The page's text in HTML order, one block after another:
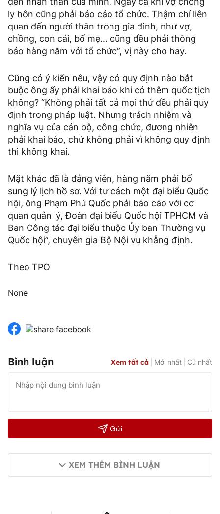
ly hôn cũng phải báo cáo tổ chức. Thậm chí liên
quan đến người thân trong gia đình, như vợ,
chồng, con cái, bố mẹ… cũng đều phải thông
báo hàng năm với tổ chức”, vị này cho hay.
Cũng có ý kiến nêu, vậy có quy định nào bắt
buộc ông ấy phải khai báo khi có thêm quốc tịch
không? “Không phải tất cả mọi thứ đều phải quy
định trong pháp luật. Nhưng trách nhiệm và
nghĩa vụ của cán bộ, công chức, đương nhiên
phải khai báo, chứ không phải vì không quy định
thì không khai.
Mặt khác đã là đảng viên, hàng năm phải bổ
sung lý lịch hồ sơ. Với tư cách một đại biểu Quốc
hội, ông Phạm Phú Quốc phải báo cáo với cơ
quan quản lý, Đoàn đại biểu Quốc hội TPHCM và
Ban Công tác đại biểu thuộc Ủy ban Thường vụ
Quốc hội”, chuyên gia Bộ Nội vụ khẳng định.
Theo TPO
None
Bình luận Xem tất cả Mới nhất Cũ nhất
Gửi
XEM THÊM BÌNH LUẬN